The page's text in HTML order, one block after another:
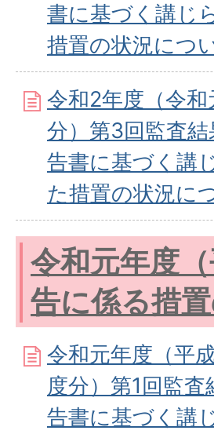
書に基づく講じ
措置の状況につ
令和2年度（令和
分）第3回監査結
告書に基づく講
た措置の状況に
令和元年度
告に係る措
令和元年度（平
度分）第1回監査
告書に基づく講